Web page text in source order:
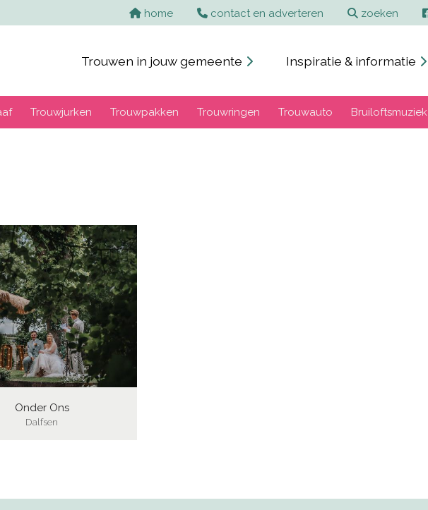
home contact en adverteren zoeken
Trouwen in jouw gemeente Inspiratie & informatie
Trouwjurken Trouwpakken Trouwringen Trouwauto Bruiloftsmuziek
Onder Ons
Dalfsen